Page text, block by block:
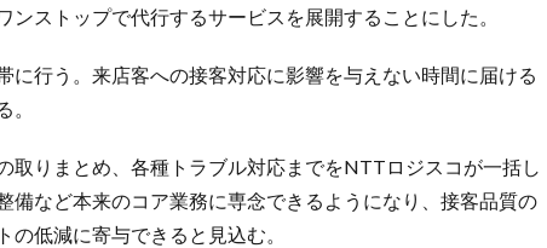
ストップで代行するサービスを展開することにした。
に行う。来店客への接客対応に影響を与えない時間に届ける
取りまとめ、各種トラブル対応までをNTTロジスコが一括し
備など本来のコア業務に専念できるようになり、接客品質の
低減に寄与できると見込む。